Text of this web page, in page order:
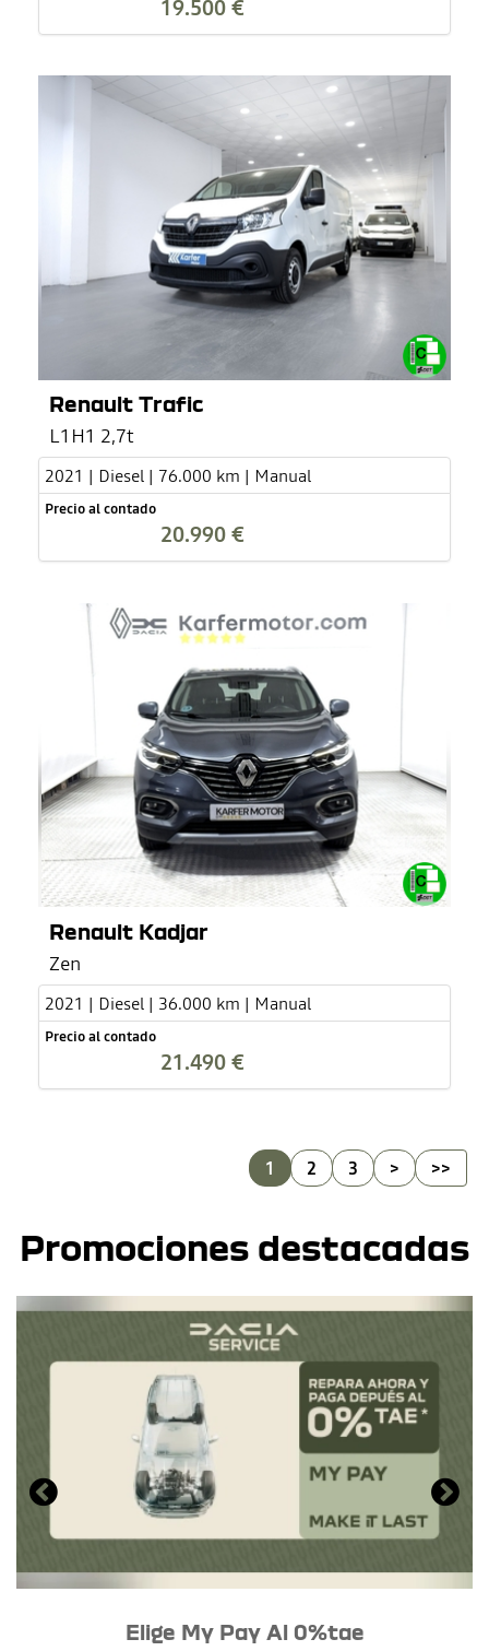
19.500 €
Renault Trafic
L1H1 2,7t
2021 | Diesel | 76.000 km | Manual
Precio al contado
20.990 €
Renault Kadjar
Zen
2021 | Diesel | 36.000 km | Manual
Precio al contado
21.490 €
1 2 3 > >>
Promociones destacadas
Elige My Pay Al 0%tae